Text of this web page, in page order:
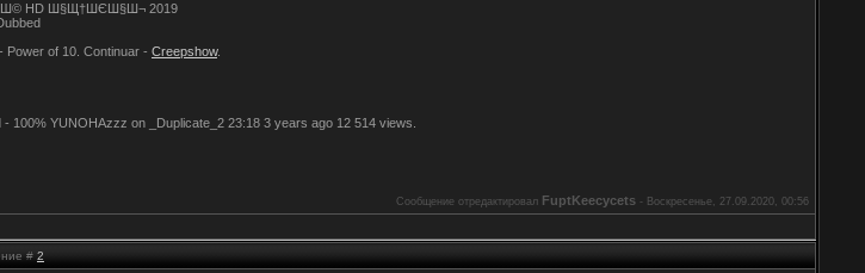
HD Ш§Щ†ШЄШ§Ш¬ 2019
Power of 10. Continuar - Creepshow.
100% YUNOHAzzz on _Duplicate_2 23:18 3 years ago 12 514 views.
Сообщение отредактировал FuptKeecycets - Воскресенье, 27.09.2020, 00:56
# 2